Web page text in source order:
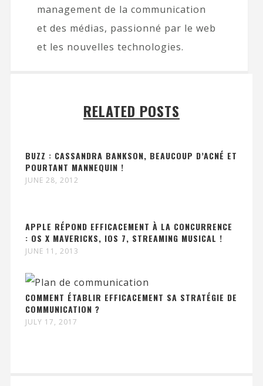
management de la communication
et des médias, passionné par le web
et les nouvelles technologies.
RELATED POSTS
BUZZ : CASSANDRA BANKSON, BEAUCOUP D’ACNÉ ET
POURTANT MANNEQUIN !
JUNE 28, 2012
APPLE RÉPOND EFFICACEMENT À LA CONCURRENCE
: OS X MAVERICKS, IOS 7, STREAMING MUSICAL !
JUNE 11, 2013
COMMENT ÉTABLIR EFFICACEMENT SA STRATÉGIE DE
COMMUNICATION ?
JULY 17, 2017